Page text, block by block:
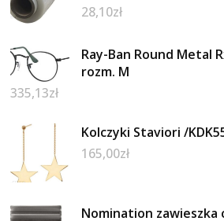
28,10zł
Ray-Ban Round Metal
rozm. M
335,13zł
Kolczyki Staviori /
165,00zł
Nomination zawieszka